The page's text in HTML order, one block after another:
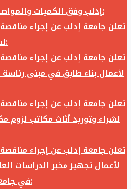
إدلب وفق الكميات والمواصفات المحددة أدناه:
تعلن جامعة إدلب عن إجراء
لشراء وتوريد ما يلي:
تعلن جامعة إدلب عن إجراء
لأعمال بناء طابق في مبنى
تعلن جامعة إدلب عن إجراء
لشراء وتوريد أثاث مكاتب لزوم
تعلن جامعة إدلب عن إجراء
لأعمال تجهيز مخبر الدراسات
في جامعة ادلب وفق الآتي: